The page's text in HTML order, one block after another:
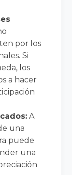
por los
Si
los
a hacer
A
una
puede
una